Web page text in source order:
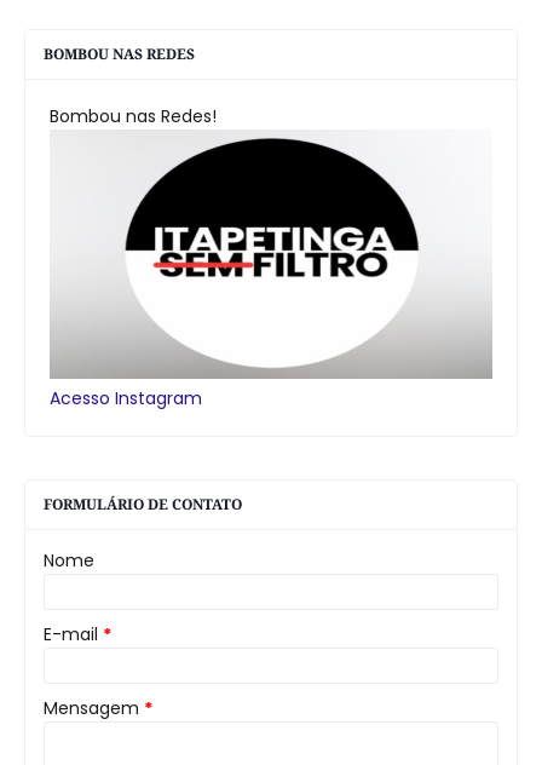
BOMBOU NAS REDES
Bombou nas Redes!
Acesso Instagram
FORMULÁRIO DE CONTATO
Nome
E-mail *
Mensagem *